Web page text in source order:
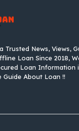
Trusted News, Views,
Loan Since 2018,
Loan Information
Guide About Loan !!